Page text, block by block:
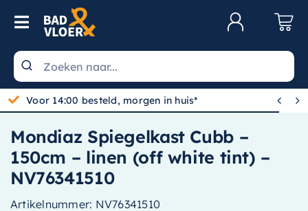
Skip to content
Toggle Navigation
Wastafels
Toiletten
Spiegels
Kranen
Douche
 
Mondiaz Spiegelkast Cubb –
150cm – linen (off white tint) –
NV76341510
Artikelnummer: NV76341510